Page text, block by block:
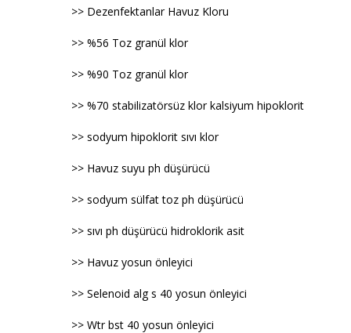
>> Dezenfektanlar Havuz Kloru
>> %56 Toz granül klor
>> %90 Toz granül klor
>> %70 stabilizatörsüz klor kalsiyum hipoklorit
>> sodyum hipoklorit sıvı klor
>> Havuz suyu ph düşürücü
>> sodyum sülfat toz ph düşürücü
>> sıvı ph düşürücü hidroklorik asit
>> Havuz yosun önleyici
>> Selenoid alg s 40 yosun önleyici
>> Wtr bst 40 yosun önleyici